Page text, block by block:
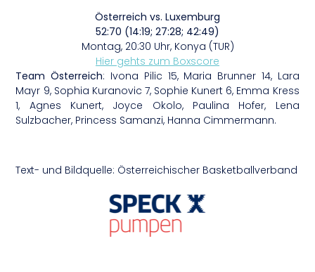
Österreich vs. Luxemburg
52:70 (14:19; 27:28; 42:49)
Montag, 20:30 Uhr, Konya (TUR)
Hier gehts zum Boxscore
Team Österreich: Ivona Pilic 15, Maria Brunner 14, Lara
Mayr 9, Sophia Kuranovic 7, Sophie Kunert 6, Emma Kress
1, Agnes Kunert, Joyce Okolo, Paulina Hofer, Lena
Sulzbacher, Princess Samanzi, Hanna Cimmermann.
Text- und Bildquelle: Österreichischer Basketballverband